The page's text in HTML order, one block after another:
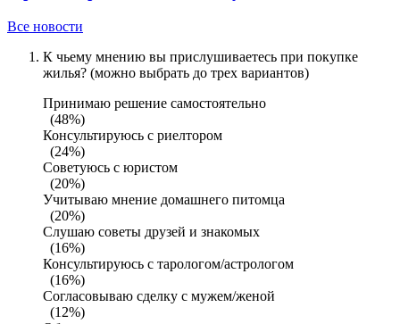
Все новости
К чьему мнению вы прислушиваетесь при покупке
жилья? (можно выбрать до трех вариантов)
Принимаю решение самостоятельно
(48%)
Консультируюсь с риелтором
(24%)
Советуюсь с юристом
(20%)
Учитываю мнение домашнего питомца
(20%)
Слушаю советы друзей и знакомых
(16%)
Консультируюсь с тарологом/астрологом
(16%)
Согласовываю сделку с мужем/женой
(12%)